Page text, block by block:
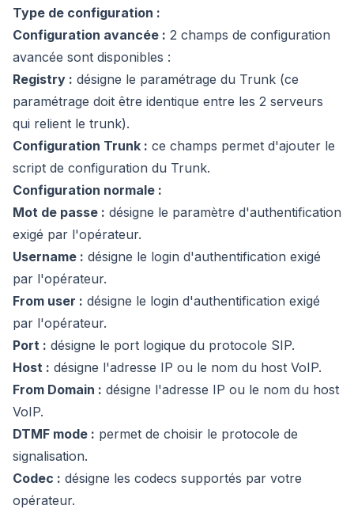
Type de configuration :
Configuration avancée : 2 champs de configuration
avancée sont disponibles :
Registry : désigne le paramétrage du Trunk (ce
paramétrage doit être identique entre les 2 serveurs
qui relient le trunk).
Configuration Trunk : ce champs permet d'ajouter le
script de configuration du Trunk.
Configuration normale :
Mot de passe : désigne le paramètre d'authentification
exigé par l'opérateur.
Username : désigne le login d'authentification exigé
par l'opérateur.
From user : désigne le login d'authentification exigé
par l'opérateur.
Port : désigne le port logique du protocole SIP.
Host : désigne l'adresse IP ou le nom du host VoIP.
From Domain : désigne l'adresse IP ou le nom du host
VoIP.
DTMF mode : permet de choisir le protocole de
signalisation.
Codec : désigne les codecs supportés par votre
opérateur.